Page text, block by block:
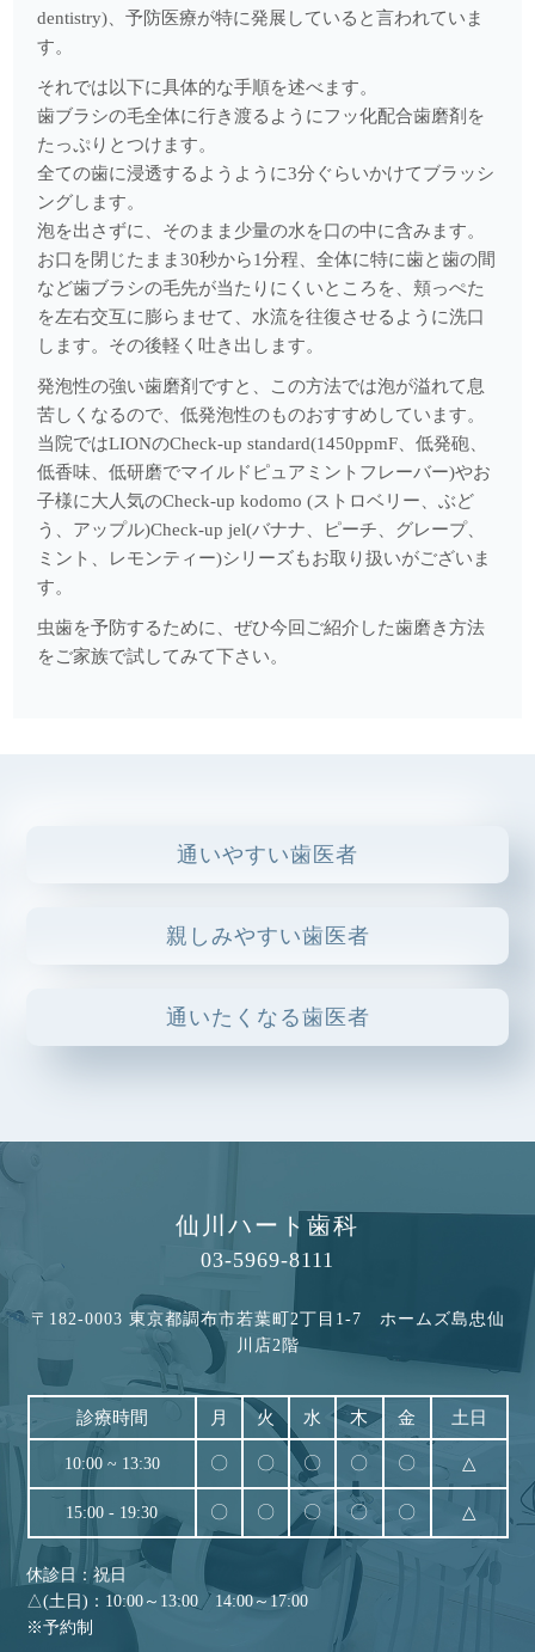
2025.10.07
歯を痛める2つの力
2025.09.08
お子さんの仕上げみがき
2025.08.07
口臭の原因
2025.07.07
歯の根の治療
2025.06.02
がんと民間療法
2025.05.26
アライナー矯正
2025.05.12
歯の根の治療
注目の口腔機能トレーニング法！？吹き戻しピロピロ健康
法！？
2025.02.06
インビザラインの治療に関して
2024.03.11
知覚過敏について
2024.02.09
顎関節症について
クラウン治療の流れについて
2023.11.28
総入れ歯と部分入れ歯について
dentistry)、予防医療が特に発展していると言われていま
す。
それでは以下に具体的な手順を述べます。
歯ブラシの毛全体に行き渡るようにフッ化配合歯磨剤を
たっぷりとつけます。
全ての歯に浸透するようように3分ぐらいかけてブラッシ
ングします。
泡を出さずに、そのまま少量の水を口の中に含みます。
お口を閉じたまま30秒から1分程、全体に特に歯と歯の間
など歯ブラシの毛先が当たりにくいところを、頬っぺた
を左右交互に膨らませて、水流を往復させるように洗口
します。その後軽く吐き出します。
発泡性の強い歯磨剤ですと、この方法では泡が溢れて息
苦しくなるので、低発泡性のものおすすめしています。
当院ではLIONのCheck-up standard(1450ppmF、低発砲、
低香味、低研磨でマイルドピュアミントフレーバー)やお
子様に大人気のCheck-up kodomo (ストロベリー、ぶど
う、アップル)Check-up jel(バナナ、ピーチ、グレープ、
ミント、レモンティー)シリーズもお取り扱いがございま
す。
虫歯を予防するために、ぜひ今回ご紹介した歯磨き方法
をご家族で試してみて下さい。
通いやすい歯医者
親しみやすい歯医者
通いたくなる歯医者
仙川ハート歯科
03-5969-8111
〒182-0003 東京都調布市若葉町2丁目1-7 ホームズ島忠仙
川店2階
診療時間 月 火 水 木 金 土日
10:00 ~ 13:30 〇 〇 〇 〇 〇 △
15:00 - 19:30 〇 〇 〇 〇 〇 △
休診日：祝日
△(土日)：10:00～13:00 14:00～17:00
※予約制